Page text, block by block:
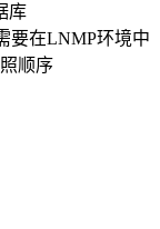
库
要在LNMP环境中
顺序